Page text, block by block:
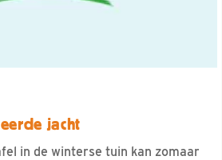
jacht
in de winterse tuin kan zomaar